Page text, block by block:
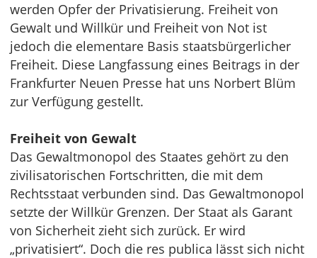
werden Opfer der Privatisierung. Freiheit von
Gewalt und Willkür und Freiheit von Not ist
jedoch die elementare Basis staatsbürgerlicher
Freiheit. Diese Langfassung eines Beitrags in der
Frankfurter Neuen Presse hat uns Norbert Blüm
zur Verfügung gestellt.
Freiheit von Gewalt
Das Gewaltmonopol des Staates gehört zu den
zivilisatorischen Fortschritten, die mit dem
Rechtsstaat verbunden sind. Das Gewaltmonopol
setzte der Willkür Grenzen. Der Staat als Garant
von Sicherheit zieht sich zurück. Er wird
„privatisiert“. Doch die res publica lässt sich nicht